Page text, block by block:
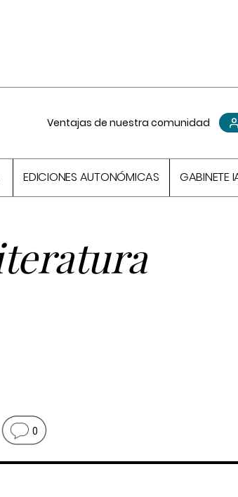
Ventajas de nuestra comunidad
EDICIONES AUTONÓMICAS GABINETE
0